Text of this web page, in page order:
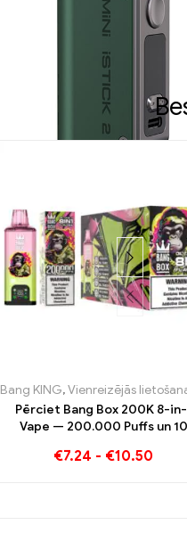
,Vienreizējās
Bang KING,Vienreizējās lietošanas e-
Pērciet Bang Box 200K 8-in-
Vape — 200.000 Puffs un 10
€7.24 - €10.50